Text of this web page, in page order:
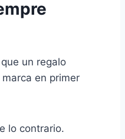
un regalo
en primer
lo contrario.